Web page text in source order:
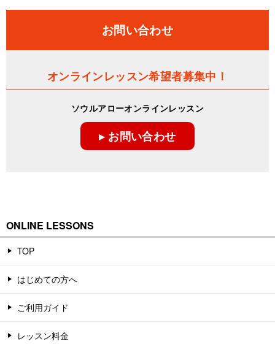
お問い合わせ
オンラインレッスン希望者募集中！
ソウルアローオンラインレッスン
▸ お問い合わせ
ONLINE LESSONS
TOP
はじめての方へ
ご利用ガイド
レッスン料金